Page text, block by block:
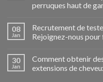
perruques haut de
08
Jan
Recrutement de
Rejoignez-nous
30
Jan
Comment obtenir
extensions de